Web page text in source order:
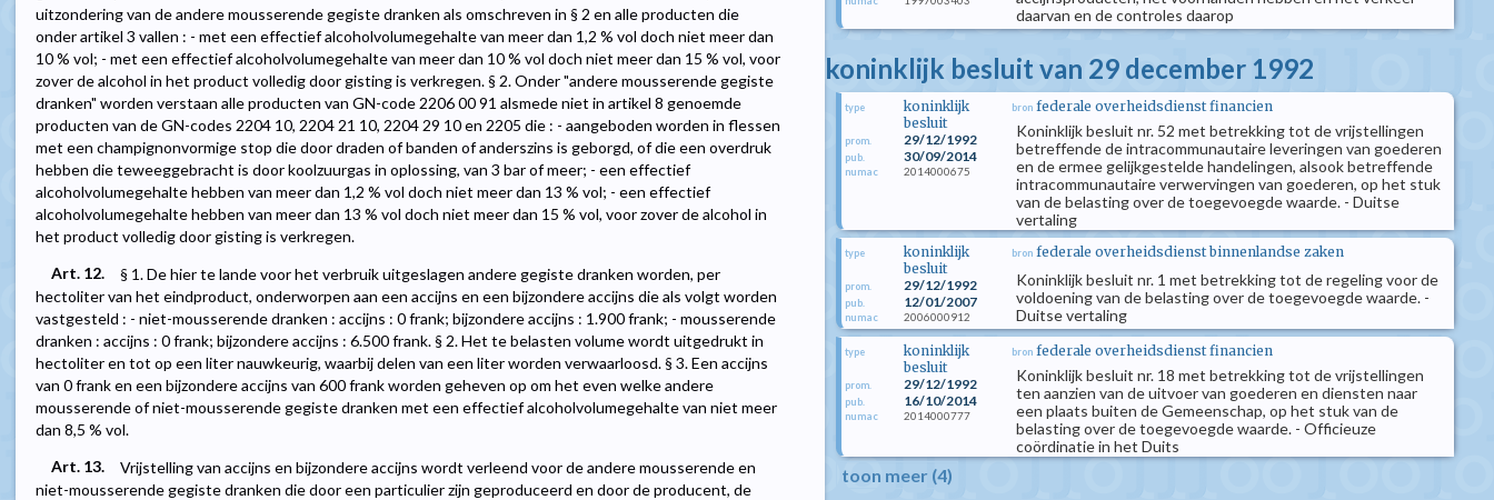
uitzondering van de andere mousserende gegiste dranken als omschreven in § 2 en alle producten die
onder artikel 3 vallen : - met een effectief alcoholvolumegehalte van meer dan 1,2 % vol doch niet meer dan
10 % vol; - met een effectief alcoholvolumegehalte van meer dan 10 % vol doch niet meer dan 15 % vol, voor
zover de alcohol in het product volledig door gisting is verkregen. § 2. Onder "andere mousserende gegiste
dranken" worden verstaan alle producten van GN-code 2206 00 91 alsmede niet in artikel 8 genoemde
producten van de GN-codes 2204 10, 2204 21 10, 2204 29 10 en 2205 die : - aangeboden worden in flessen
met een champignonvormige stop die door draden of banden of anderszins is geborgd, of die een overdruk
hebben die teweeggebracht is door koolzuurgas in oplossing, van 3 bar of meer; - een effectief
alcoholvolumegehalte hebben van meer dan 1,2 % vol doch niet meer dan 13 % vol; - een effectief
alcoholvolumegehalte hebben van meer dan 13 % vol doch niet meer dan 15 % vol, voor zover de alcohol in
het product volledig door gisting is verkregen.
Art. 12.
§ 1. De hier te lande voor het verbruik uitgeslagen andere gegiste dranken worden, per
hectoliter van het eindproduct, onderworpen aan een accijns en een bijzondere accijns die als volgt worden
vastgesteld : - niet-mousserende dranken : accijns : 0 frank; bijzondere accijns : 1.900 frank; - mousserende
dranken : accijns : 0 frank; bijzondere accijns : 6.500 frank. § 2. Het te belasten volume wordt uitgedrukt in
hectoliter en tot op een liter nauwkeurig, waarbij delen van een liter worden verwaarloosd. § 3. Een accijns
van 0 frank en een bijzondere accijns van 600 frank worden geheven op om het even welke andere
mousserende of niet-mousserende gegiste dranken met een effectief alcoholvolumegehalte van niet meer
dan 8,5 % vol.
Art. 13.
Vrijstelling van accijns en bijzondere accijns wordt verleend voor de andere mousserende en
niet-mousserende gegiste dranken die door een particulier zijn geproduceerd en door de producent, de
daarvan en de controles daarop
koninklijk besluit van 29 december 1992
type
koninklijk
besluit
prom. 29/12/1992
pub. 30/09/2014
numac 2014000675
bron federale overheidsdienst financien
Koninklijk besluit nr. 52 met betrekking tot de vrijstellingen
betreffende de intracommunautaire leveringen van goederen
en de ermee gelijkgestelde handelingen, alsook betreffende
intracommunautaire verwervingen van goederen, op het stuk
van de belasting over de toegevoegde waarde. - Duitse
vertaling
type
koninklijk
besluit
prom. 29/12/1992
pub. 12/01/2007
numac 2006000912
bron federale overheidsdienst binnenlandse zaken
Koninklijk besluit nr. 1 met betrekking tot de regeling voor de
voldoening van de belasting over de toegevoegde waarde. -
Duitse vertaling
type
koninklijk
besluit
prom. 29/12/1992
pub. 16/10/2014
numac 2014000777
bron federale overheidsdienst financien
Koninklijk besluit nr. 18 met betrekking tot de vrijstellingen
ten aanzien van de uitvoer van goederen en diensten naar
een plaats buiten de Gemeenschap, op het stuk van de
belasting over de toegevoegde waarde. - Officieuze
coördinatie in het Duits
toon meer (4)